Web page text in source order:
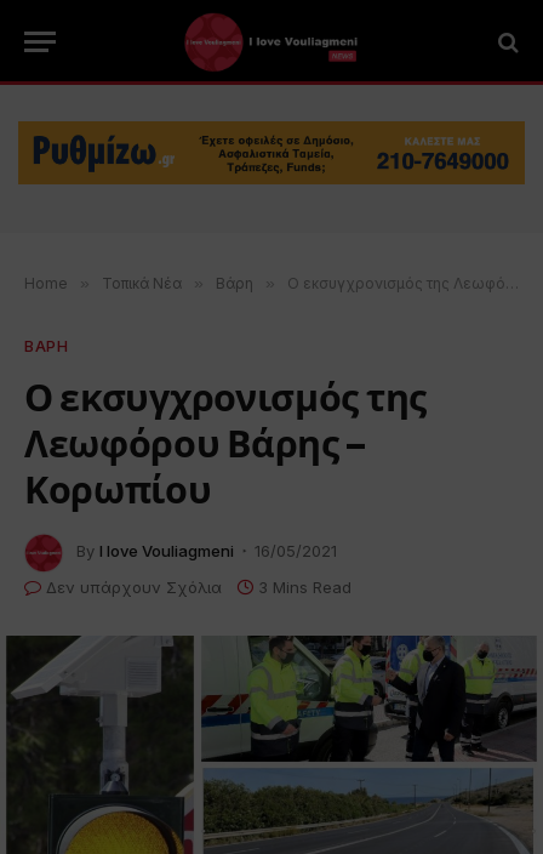
Home » Τοπικά Νέα » Βάρη » Ο εκσυγχρονισμός της Λεωφόρου Βάρης – Κορωπίου
ΒΑΡΗ
Ο εκσυγχρονισμός της
Λεωφόρου Βάρης –
Κορωπίου
By I love Vouliagmeni
16/05/2021
Δεν υπάρχουν Σχόλια
3 Mins Read